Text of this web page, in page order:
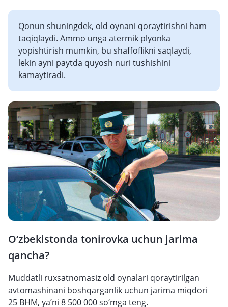
Qonun shuningdek, old oynani qoraytirishni ham
taqiqlaydi. Ammo unga atermik plyonka
yopishtirish mumkin, bu shaffoflikni saqlaydi,
lekin ayni paytda quyosh nuri tushishini
kamaytiradi.
O‘zbekistonda tonirovka uchun jarima
qancha?
Muddatli ruxsatnomasiz old oynalari qoraytirilgan
avtomashinani boshqarganlik uchun jarima miqdori
25 BHM, ya’ni 8 500 000 so‘mga teng.